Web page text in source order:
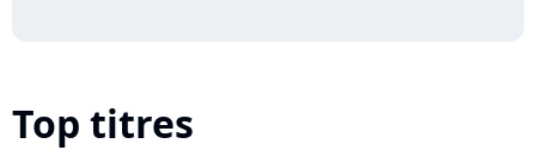
Top titres